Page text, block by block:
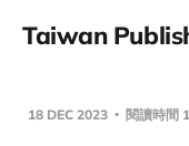
Taiwan
18 DEC 2023 閱讀時間